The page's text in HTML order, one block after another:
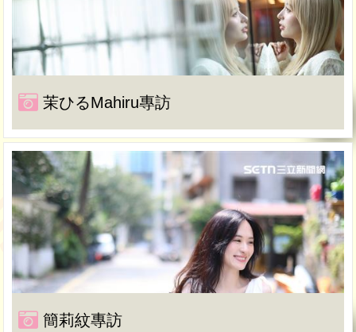
茉ひるMahiru專訪
簡莉紋專訪